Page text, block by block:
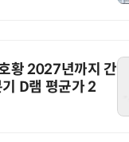
황 2027년까지 간
D램 평균가 2